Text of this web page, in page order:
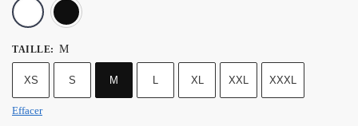
TAILLE: M
XS S M L XL XXL XXXL
Effacer